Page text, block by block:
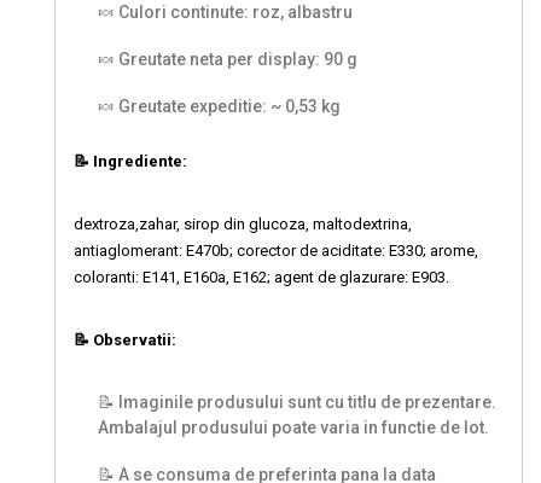
🍬 Culori continute: roz, albastru
🍬 Greutate neta per display: 90 g
🍬 Greutate expeditie: ~ 0,53 kg
📝 Ingrediente:
dextroza,zahar, sirop din glucoza, maltodextrina,
antiaglomerant: E470b; corector de aciditate: E330; arome,
coloranti: E141, E160a, E162; agent de glazurare: E903.
📝 Observatii:
📝 Imaginile produsului sunt cu titlu de prezentare.
Ambalajul produsului poate varia in functie de lot.
📝 A se consuma de preferinta pana la data